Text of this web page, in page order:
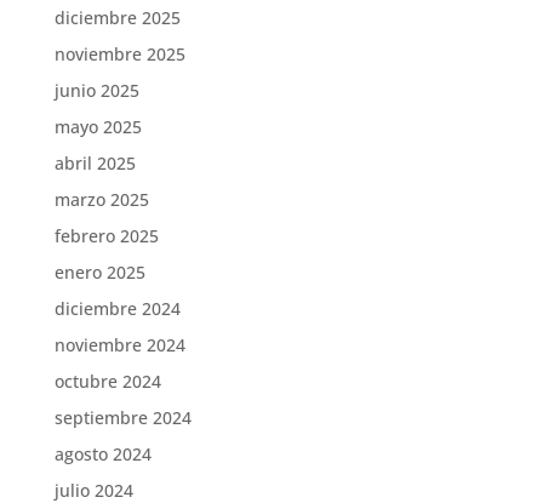
diciembre 2025
noviembre 2025
junio 2025
mayo 2025
abril 2025
marzo 2025
febrero 2025
enero 2025
diciembre 2024
noviembre 2024
octubre 2024
septiembre 2024
agosto 2024
julio 2024